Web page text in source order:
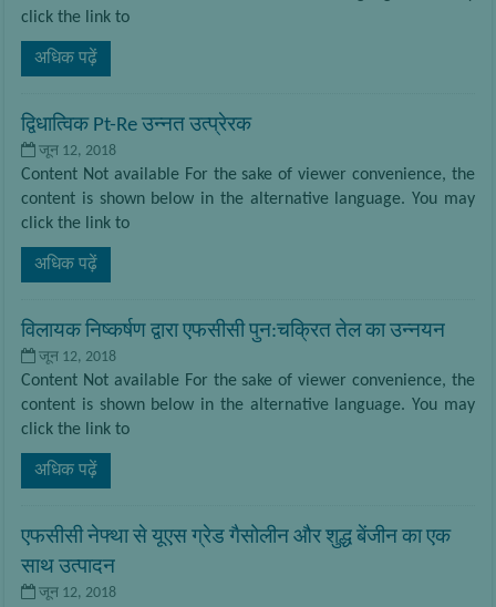
click the link to
अधिक पढ़ें
द्विधात्विक Pt-Re उन्नत उत्प्रेरक
जून 12, 2018
Content Not available For the sake of viewer convenience, the
content is shown below in the alternative language. You may
click the link to
अधिक पढ़ें
विलायक निष्कर्षण द्वारा एफसीसी पुन:चक्रित तेल का उन्नयन
जून 12, 2018
Content Not available For the sake of viewer convenience, the
content is shown below in the alternative language. You may
click the link to
अधिक पढ़ें
एफसीसी नेफ्था से यूएस ग्रेड गैसोलीन और शुद्ध बेंजीन का एक
साथ उत्पादन
जून 12, 2018